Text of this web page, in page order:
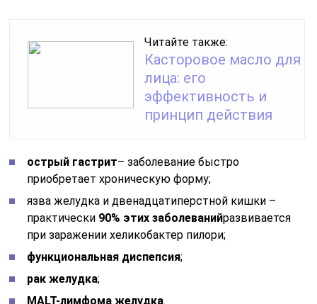
Читайте также:
Касторовое масло для
лица: его
эффективность и
принцип действия
острый гастрит– заболевание быстро
приобретает хроническую форму;
язва желудка и двенадцатиперстной кишки –
практически 90% этих заболеванийразвивается
при заражении хеликобактер пилори;
функциональная диспепсия;
рак желудка;
MALT-лимфома желудка.